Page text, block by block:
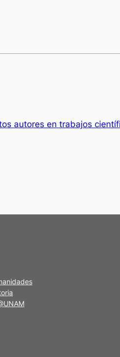
autores en trabajos